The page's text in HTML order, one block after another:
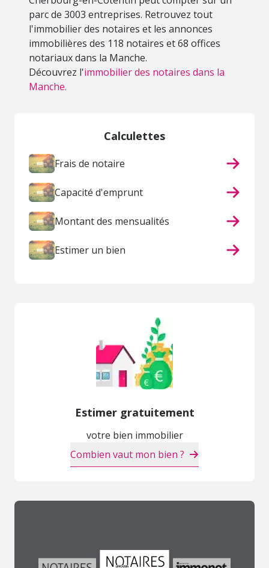
parc de 3003 entreprises. Retrouvez tout
l'immobilier des notaires et les annonces
immobilières des 118 notaires et 68 offices
notariaux dans la Manche.
Découvrez l'immobilier des notaires dans la
Manche.
Calculettes
Frais de notaire
Capacité d'emprunt
Montant des mensualités
Estimer un bien
Estimer gratuitement
votre bien immobilier
Combien vaut mon bien ?